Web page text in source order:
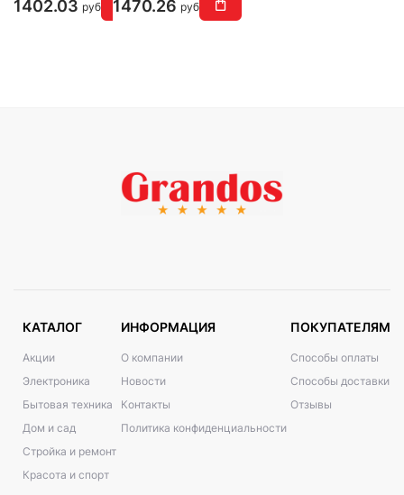
Яндекс
1402.03 руб
Яндекс
Станция
1470.26 руб
КАТАЛОГ
Акции
Электроника
Бытовая техника
Дом и сад
Стройка и ремонт
Красота и спорт
ИНФОРМАЦИЯ
О компании
Новости
Контакты
Политика конфиденциальности
ПОКУПАТЕЛЯМ
Способы оплаты
Способы доставки
Отзывы